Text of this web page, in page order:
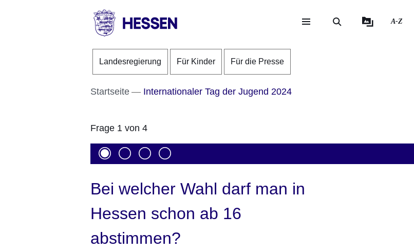
Direkt zum Kopf der Seite
Direkt zum Inhalt
Direkt zum Fuß der Seite
Landesregierung
A-Z
Landesregierung Für Kinder Für die Presse
Startseite Internationaler Tag der Jugend 2024
Frage 1 von 4
Bei welcher Wahl darf man in
Hessen schon ab 16
abstimmen?